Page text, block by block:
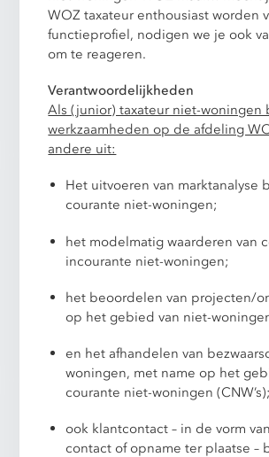
WOZ taxateur enthousiast worden
functieprofiel, nodigen we je ook
om te reageren.
Verantwoordelijkheden
Als (junior) taxateur niet-woningen
werkzaamheden op de afdeling
andere uit:
Het uitvoeren van marktanalyse
courante niet-woningen;
het modelmatig waarderen van
incourante niet-woningen;
het beoordelen van projecten/
op het gebied van niet-
en het afhandelen van
woningen, met name op het
courante niet-woningen (CNW’s);
ook klantcontact – in de vorm
contact of opname ter plaatse –